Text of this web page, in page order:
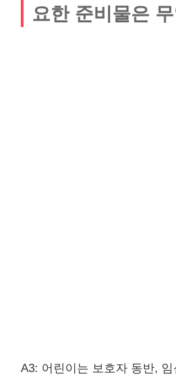
요한 준비물은
A3: 어린이는 보호자 동반,